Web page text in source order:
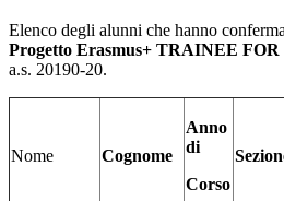
Elenco degli alunni che hanno
Progetto Erasmus+ TRAINEE
a.s. 20190-20.
Nome Cognome
Anno
di
Corso